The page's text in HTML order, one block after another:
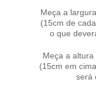
Meça a
(15cm de
o que
Meça a
(15cm em
será